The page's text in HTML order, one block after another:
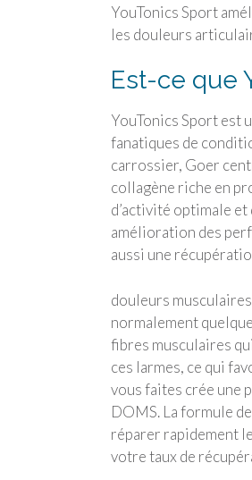
YouTonics Sport
les douleurs
Est-ce que
YouTonics Sport est
fanatiques de
carrossier, Goer
collagène riche en
d’activité optimale
amélioration des
aussi une
douleurs
normalement
fibres musculaires
ces larmes, ce qui
vous faites crée une
DOMS. La formule
réparer rapidement
votre taux de